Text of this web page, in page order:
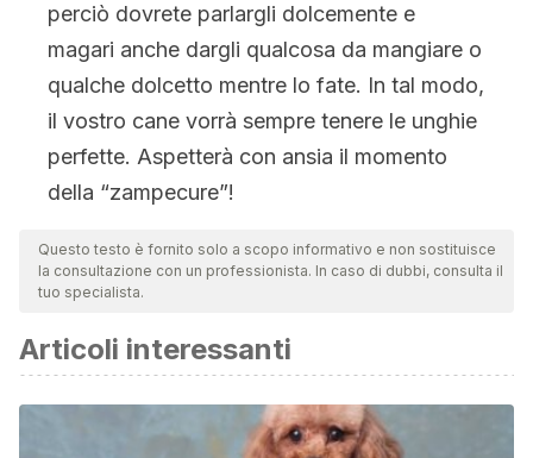
perciò dovrete parlargli dolcemente e
magari anche dargli qualcosa da mangiare o
qualche dolcetto mentre lo fate. In tal modo,
il vostro cane vorrà sempre tenere le unghie
perfette. Aspetterà con ansia il momento
della “zampecure”!
Questo testo è fornito solo a scopo informativo e non sostituisce
la consultazione con un professionista. In caso di dubbi, consulta il
tuo specialista.
Articoli interessanti